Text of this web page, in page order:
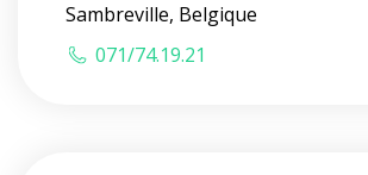
Sambreville, Belgique
071/74.19.21